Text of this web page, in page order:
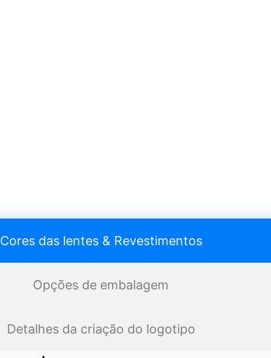
Cores das lentes & Revestimentos
Opções de embalagem
Detalhes da criação do logotipo